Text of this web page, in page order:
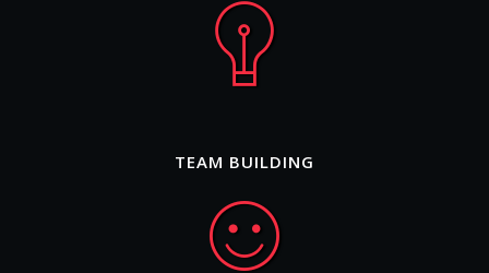
TEAM BUILDING